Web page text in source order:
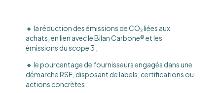
🔸 la réduction des émissions de CO₂ liées aux
achats, en lien avec le Bilan Carbone® et les
émissions du scope 3 ;
🔸 le pourcentage de fournisseurs engagés dans une
démarche RSE, disposant de labels, certifications ou
actions concrètes ;